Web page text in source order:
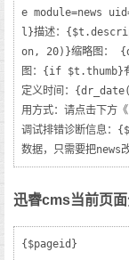
e module=news
l}描述：
on, 20)}缩略图：
图：{if $t.thumb}
定义时间：
用方式：请点击下方
调试排错诊断信息：
数据，只需要把news
迅睿cms当前页面
{$pageid}